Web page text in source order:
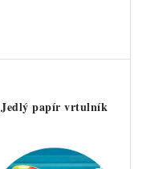
Jedlý papír vrtulník